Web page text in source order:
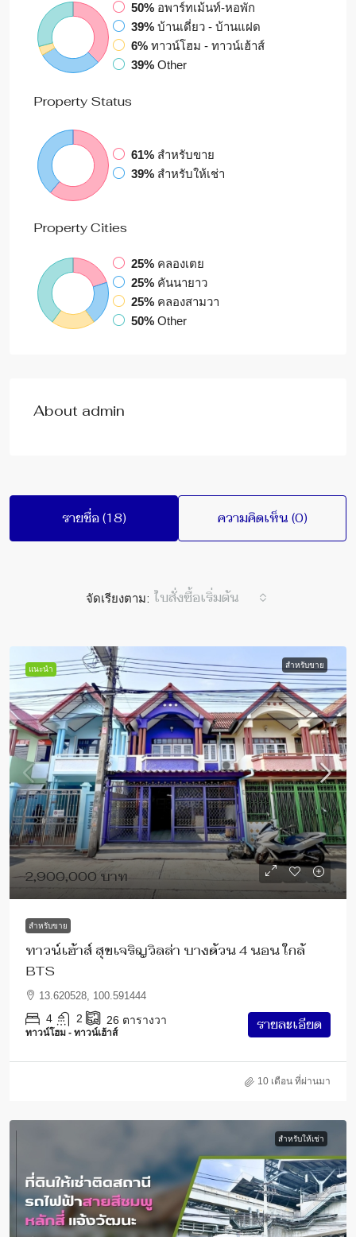
50% อพาร์ทเม้นท์-หอพัก
39% บ้านเดี่ยว - บ้านแฝด
6% ทาวน์โฮม - ทาวน์เฮ้าส์
39% Other
Property Status
61% สำหรับขาย
39% สำหรับให้เช่า
PropertyCities
25% คลองเตย
25% คันนายาว
25% คลองสามวา
50% Other
About admin
รายชื่อ (18) ความคิดเห็น (0)
จัดเรียงตาม: ใบสั่งซื้อเริ่มต้น
แนะนำ สำหรับขาย
2,900,000 บาท
สำหรับขาย
ทาวน์เฮ้าส์ สุขเจริญวิลล่า บางด้วน 4 นอน ใกล้
BTS
13.620528, 100.591444
4 2 26 ตารางวา
ทาวน์โฮม - ทาวน์เฮ้าส์
รายละเอียด
10 เดือน ที่ผ่านมา
สำหรับให้เช่า